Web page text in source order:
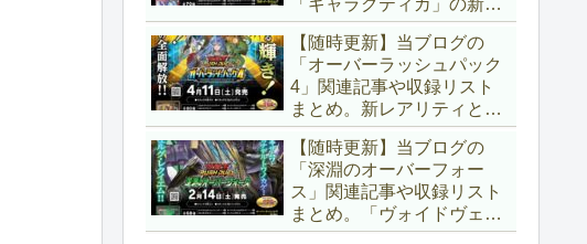
た！！【遊戯王ラッシュデ
ュエル】
「ギャラクティカ」の新た
なフュージョンモンスター
やイラスト違い、「報道」
の強化に加え、幻竜族の新
テーマ「纏竜」も登場で
す！！【遊戯王ラッシュデ
ュエル】
【随時更新】当ブログの
「オーバーラッシュパック
4」関連記事や収録リスト
まとめ。新レアリティとし
てフルオーバーラッシュレ
ア仕様が初登場！！そし
て、OCGの大人気テーマ
「霊使い」も同時に実装さ
れています！！【遊戯王ラ
【随時更新】当ブログの
「深淵のオーバーフォー
ス」関連記事や収録リスト
まとめ。「ヴォイドヴェル
グ」や「夢中」、「ラ